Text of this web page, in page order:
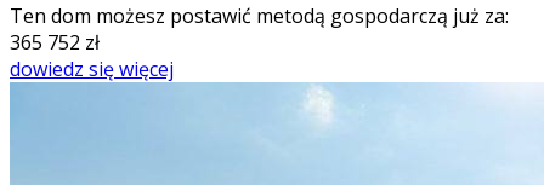
Ten dom możesz postawić metodą gospodarczą już za:
365 752 zł
dowiedz się więcej